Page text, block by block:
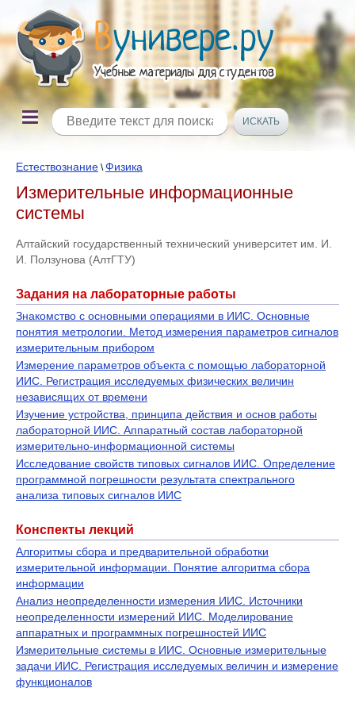
Естествознание \Физика
Измерительные информационные
системы
Алтайский государственный технический университет им. И.
И. Ползунова (АлтГТУ)
Задания на лабораторные работы
Знакомство с основными операциями в ИИС. Основные
понятия метрологии. Метод измерения параметров сигналов
измерительным прибором
Измерение параметров объекта с помощью лабораторной
ИИС. Регистрация исследуемых физических величин
независящих от времени
Изучение устройства, принципа действия и основ работы
лабораторной ИИС. Аппаратный состав лабораторной
измерительно-информационной системы
Исследование свойств типовых сигналов ИИС. Определение
программной погрешности результата спектрального
анализа типовых сигналов ИИС
Конспекты лекций
Алгоритмы сбора и предварительной обработки
измерительной информации. Понятие алгоритма сбора
информации
Анализ неопределенности измерения ИИС. Источники
неопределенности измерений ИИС. Моделирование
аппаратных и программных погрешностей ИИС
Измерительные системы в ИИС. Основные измерительные
задачи ИИС. Регистрация исследуемых величин и измерение
функционалов